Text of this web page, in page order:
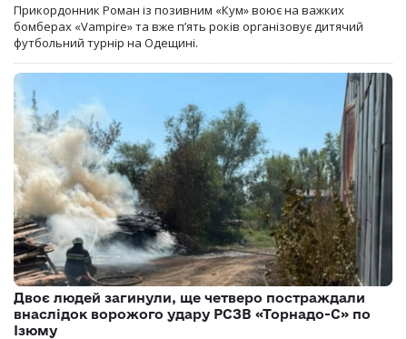
Прикордонник Роман із позивним «Кум» воює на важких
бомберах «Vampire» та вже п’ять років організовує дитячий
футбольний турнір на Одещині.
Двоє людей загинули, ще четверо постраждали
внаслідок ворожого удару РСЗВ «Торнадо-С» по
Ізюму